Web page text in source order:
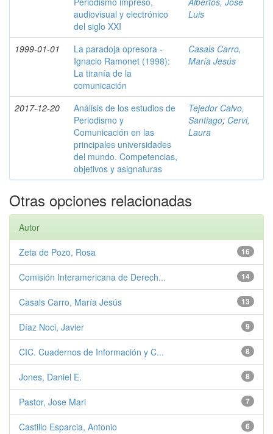
audiovisual y electrónico
del siglo XXI
Luis
1999-01-01
La paradoja opresora -
Ignacio Ramonet (1998):
La tiranía de la
comunicación
Casals Carro,
María Jesús
2017-12-20
Análisis de los estudios de
Periodismo y
Comunicación en las
principales universidades
del mundo. Competencias,
objetivos y asignaturas
Tejedor Calvo,
Santiago; Cervi,
Laura
Otras opciones relacionadas
Autor
16
Zeta de Pozo, Rosa
14
Comisión Interamericana de Derech...
13
Casals Carro, María Jesús
9
Díaz Noci, Javier
8
CIC. Cuadernos de Información y C...
8
Jones, Daniel E.
7
Pastor, Jose Mari
6
Castillo Esparcia, Antonio